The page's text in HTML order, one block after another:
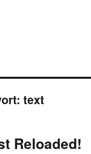
text
Reloaded!